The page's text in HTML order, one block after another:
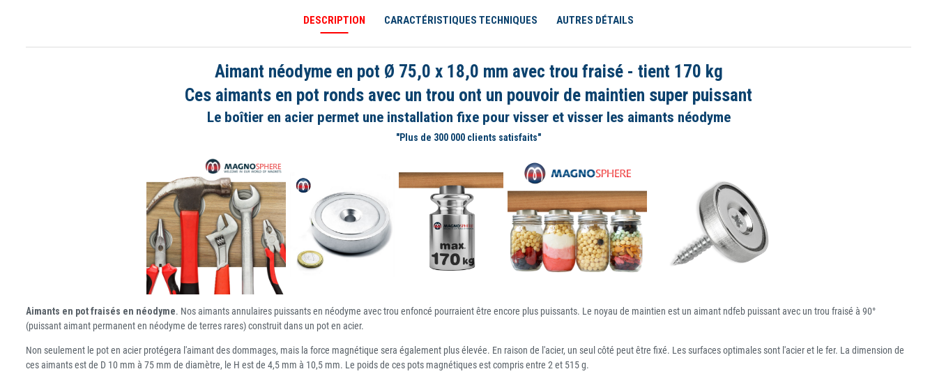
DESCRIPTION CARACTÉRISTIQUES TECHNIQUES AUTRES DÉTAILS
Aimant néodyme en pot Ø 75,0 x 18,0 mm avec trou fraisé - tient 170 kg
Ces aimants en pot ronds avec un trou ont un pouvoir de maintien super puissant
Le boîtier en acier permet une installation fixe pour visser et visser les aimants néodyme
"Plus de 300 000 clients satisfaits"
Aimants en pot fraisés en néodyme. Nos aimants annulaires puissants en néodyme avec trou enfoncé pourraient être encore plus puissants. Le noyau de maintien est un aimant ndfeb puissant avec un trou fraisé à 90°
(puissant aimant permanent en néodyme de terres rares) construit dans un pot en acier.
Non seulement le pot en acier protégera l'aimant des dommages, mais la force magnétique sera également plus élevée. En raison de l'acier, un seul côté peut être fixé. Les surfaces optimales sont l'acier et le fer. La dimension de
ces aimants est de D 10 mm à 75 mm de diamètre, le H est de 4,5 mm à 10,5 mm. Le poids de ces pots magnétiques est compris entre 2 et 515 g.